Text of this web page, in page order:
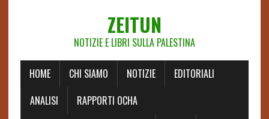
ZEITUN
NOTIZIE E LIBRI SULLA PALESTINA
HOME CHI SIAMO NOTIZIE
EDITORIALI
ANALISI
RAPPORTI OCHA